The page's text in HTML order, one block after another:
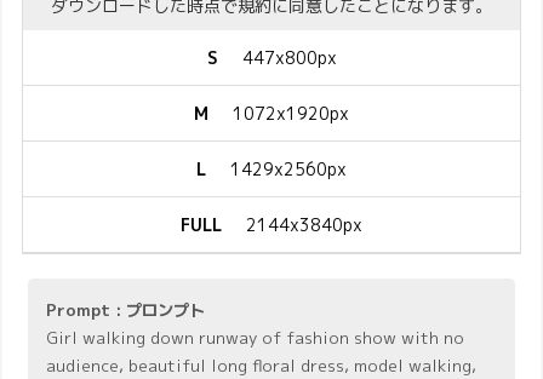
ダウンロードした時点で規約に同意したことになります。
S 447x800px
M 1072x1920px
L 1429x2560px
FULL 2144x3840px
Prompt : プロンプト
Girl walking down runway of fashion show with no
audience, beautiful long floral dress, model walking,